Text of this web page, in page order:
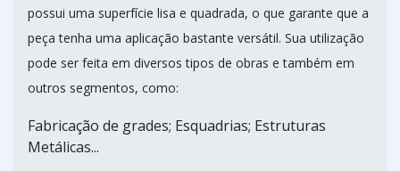
possui uma superfície lisa e quadrada, o que garante que a
peça tenha uma aplicação bastante versátil. Sua utilização
pode ser feita em diversos tipos de obras e também em
outros segmentos, como:
Fabricação de grades; Esquadrias; Estruturas
Metálicas...